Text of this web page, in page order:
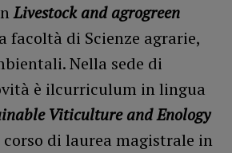
Livestock and agrogreen
facoltà di Scienze agrarie,
Nella sede di
è ilcurriculum in lingua
Viticulture and Enology
di laurea magistrale in